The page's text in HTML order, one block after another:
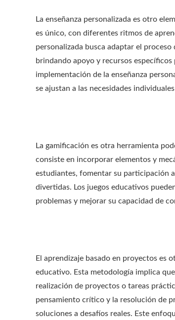
La enseñanza personalizada es otro
es único, con diferentes ritmos de
personalizada busca adaptar el
brindando apoyo y recursos
implementación de la enseñanza
se ajustan a las necesidades
La gamificación es otra herramienta
consiste en incorporar elementos y
estudiantes, fomentar su participación
divertidas. Los juegos educativos
problemas y mejorar su capacidad de
El aprendizaje basado en proyectos es
educativo. Esta metodología implica
realización de proyectos o tareas
pensamiento crítico y la resolución de
soluciones a desafíos reales. Este